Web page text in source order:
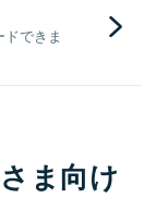
できま
ま向け